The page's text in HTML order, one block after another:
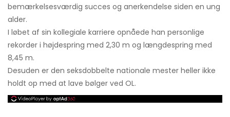
bemærkelsesværdig succes og anerkendelse siden en ung
alder.
I løbet af sin kollegiale karriere opnåede han personlige
rekorder i højdespring med 2,30 m og længdespring med
8,45 m.
Desuden er den seksdobbelte nationale mester heller ikke
holdt op med at lave bølger ved OL.